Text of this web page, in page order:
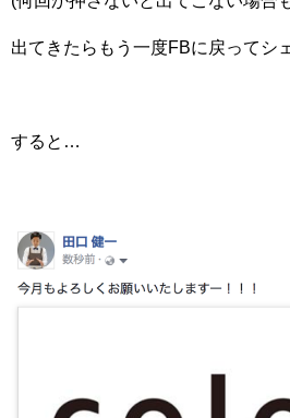
出てきたらもう一度FBに戻ってシ
すると…